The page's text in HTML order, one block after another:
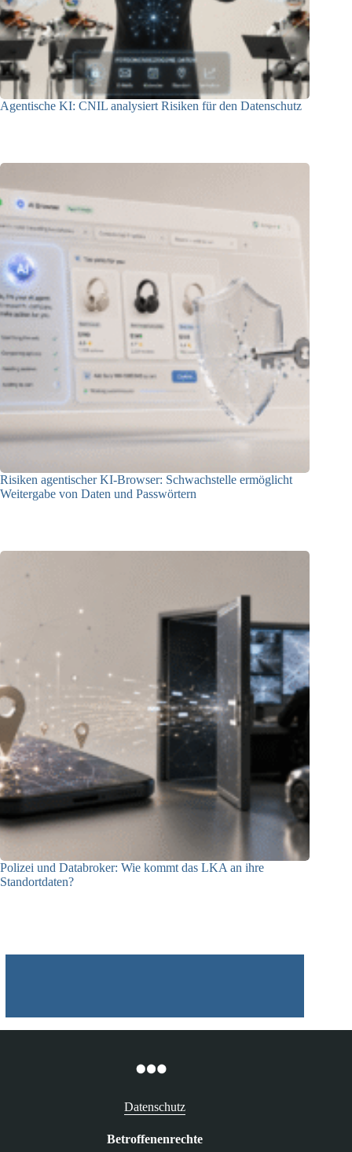
Agentische KI: CNIL analysiert Risiken für den Datenschutz
Risiken agentischer KI-Browser: Schwachstelle ermöglicht
Weitergabe von Daten und Passwörtern
Polizei und Databroker: Wie kommt das LKA an ihre
Standortdaten?
Datenschutz
Betroffenenrechte